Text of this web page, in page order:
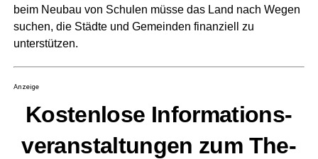
beim Neu­bau von Schu­len müs­se das Land nach Wegen
suchen, die Städ­te und Gemein­den finan­zi­ell zu
unterstützen.
Anzeige
Kos­ten­lo­se Infor­ma­ti­ons­
ver­an­stal­tun­gen zum The­